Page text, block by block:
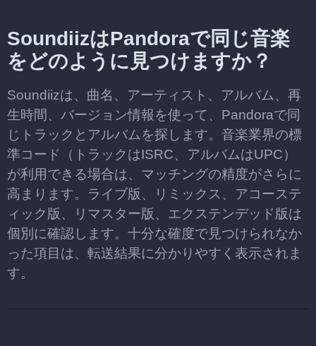
SoundiizはPandoraで同じ音楽
をどのように見つけますか？
Soundiizは、曲名、アーティスト、アルバム、再
生時間、バージョン情報を使って、Pandoraで同
じトラックとアルバムを探します。音楽業界の標
準コード（トラックはISRC、アルバムはUPC）
が利用できる場合は、マッチングの精度がさらに
高まります。ライブ版、リミックス、アコーステ
ィック版、リマスター版、エクステンデッド版は
個別に確認します。十分な確度で見つけられなか
った項目は、転送結果に分かりやすく表示されま
す。